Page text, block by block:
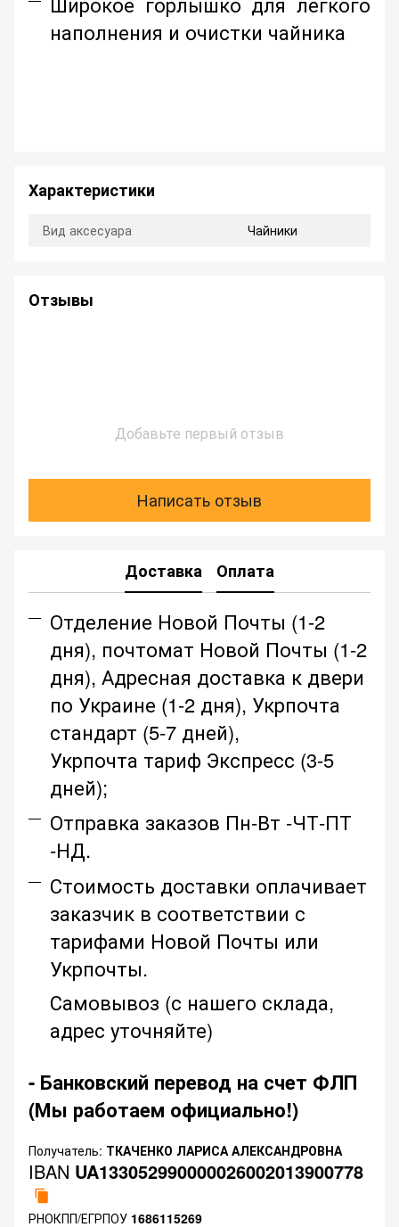
наполнения и очистки чайника
Характеристики
Вид аксесуара Чайники
Отзывы
Добавьте первый отзыв
Написать отзыв
Доставка Оплата
Отделение Новой Почты (1-2
дня), почтомат Новой Почты (1-2
дня), Адресная доставка к двери
по Украине (1-2 дня), Укрпочта
стандарт (5-7 дней),
Укрпочта тариф Экспресс (3-5
дней);
Отправка заказов Пн-Вт -ЧТ-ПТ
-НД.
Стоимость доставки оплачивает
заказчик в соответствии с
тарифами Новой Почты или
Укрпочты.
Самовывоз (с нашего склада,
адрес уточняйте)
- Банковский перевод на счет ФЛП
(Мы работаем официально!)
Получатель: ТКАЧЕНКО ЛАРИСА АЛЕКСАНДРОВНА
IBAN UA133052990000026002013900778
РНОКПП/ЕГРПОУ 1686115269